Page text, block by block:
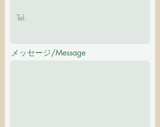
メッセージ/Message